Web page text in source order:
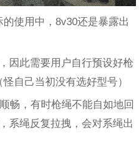
使用中，8v30还是暴露出
因此需要用户自行预设好枪
自己当初没有选好型号）
畅，有时枪绳不能自如地回
系绳反复拉拽，会对系绳出